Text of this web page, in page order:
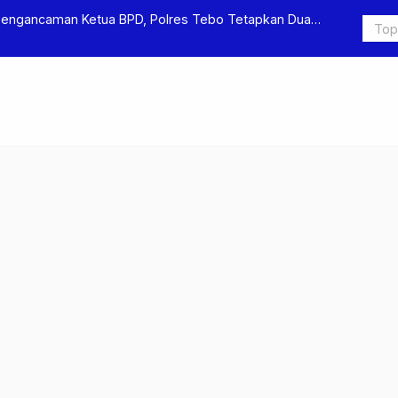
Ketua BPD, Polres Tebo Tetapkan Dua
Polres